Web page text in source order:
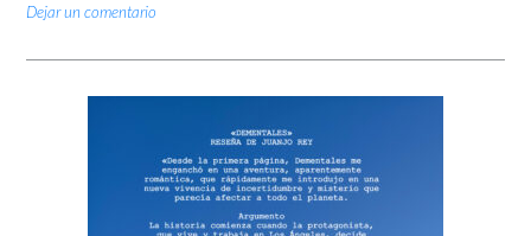
Dejar un comentario